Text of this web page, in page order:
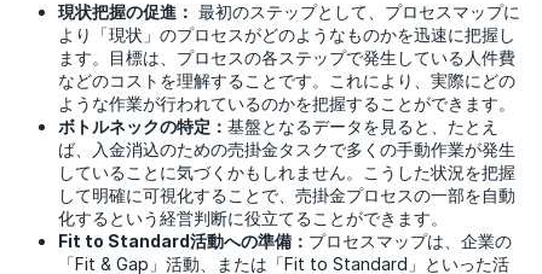
現状把握の促進： 最初のステップとして、プロセスマップに
より「現状」のプロセスがどのようなものかを迅速に把握し
ます。目標は、プロセスの各ステップで発生している人件費
などのコストを理解することです。これにより、実際にどの
ような作業が行われているのかを把握することができます。
ボトルネックの特定：基盤となるデータを見ると、たとえ
ば、入金消込のための売掛金タスクで多くの手動作業が発生
していることに気づくかもしれません。こうした状況を把握
して明確に可視化することで、売掛金プロセスの一部を自動
化するという経営判断に役立てることができます。
Fit to Standard活動への準備： プロセスマップは、企業の
「Fit & Gap」活動、または「Fit to Standard」といった活